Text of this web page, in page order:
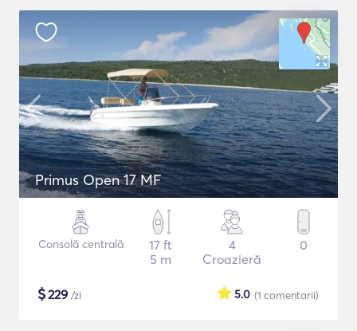
Primus Open 17 MF
Consolă centrală
17 ft
5 m
4
Croazieră
0
$229 /zi (1 comentarii)
5.0